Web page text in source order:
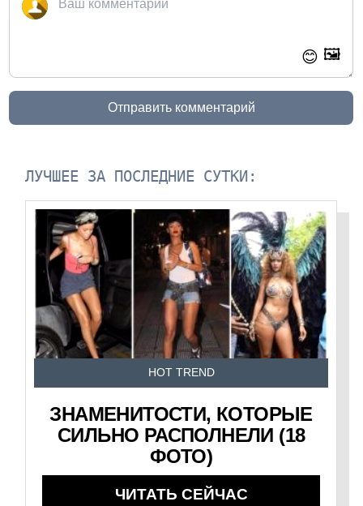
😊 🖼️
Отправить комментарий
ЛУЧШЕЕ ЗА ПОСЛЕДНИЕ СУТКИ:
HOT TREND
ЗНАМЕНИТОСТИ, КОТОРЫЕ
СИЛЬНО РАСПОЛНЕЛИ (18
ФОТО)
ЧИТАТЬ СЕЙЧАС